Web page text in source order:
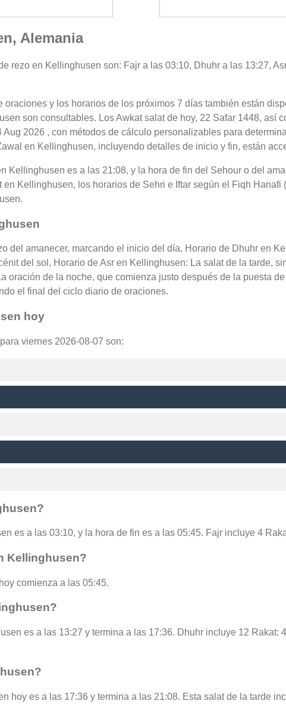
Alemania
rezo en Kellinghusen son: Fajr a las 03:10, Dhuhr a las 13:27,
y los horarios de los próximos 7 días también están
son consultables. Los Awkat salat de hoy, 22 Safar 1448, así
2026 , con métodos de cálculo personalizables para
en Kellinghusen, incluyendo detalles de inicio y fin, están
Kellinghusen es a las 21:08, y la hora de fin del Sehour o del
Kellinghusen, los horarios de Sehri e Iftar según el Fiqh Hanafi
del amanecer, marcando el inicio del día, Horario de Dhuhr en
del sol, Horario de Asr en Kellinghusen: La salat de la tarde,
oración de la noche, que comienza justo después de la puesta
el final del ciclo diario de oraciones.
hoy
viernes 2026-08-07 son:
es a las 03:10, y la hora de fin es a las 05:45. Fajr incluye 4
Kellinghusen?
comienza a las 05:45.
es a las 13:27 y termina a las 17:36. Dhuhr incluye 12 Rakat:
hoy es a las 17:36 y termina a las 21:08. Esta salat de la tarde